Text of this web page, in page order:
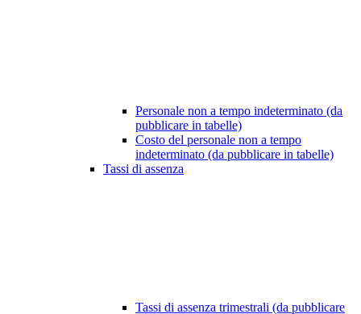
Personale non a tempo indeterminato (da
pubblicare in tabelle)
Costo del personale non a tempo
indeterminato (da pubblicare in tabelle)
Tassi di assenza
Tassi di assenza trimestrali (da pubblicare